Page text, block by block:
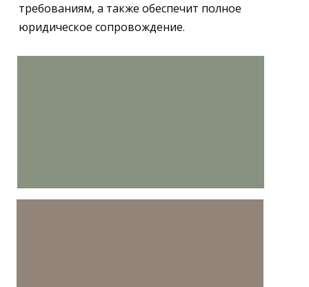
требованиям, а также обеспечит полное
юридическое сопровождение.